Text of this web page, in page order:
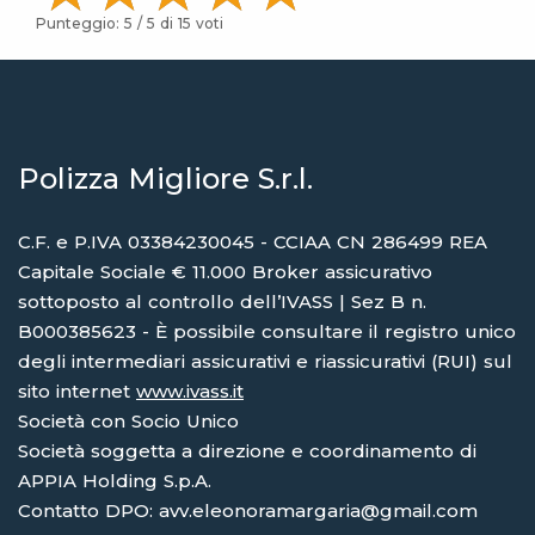
Punteggio: 5 / 5 di 15 voti
Polizza Migliore S.r.l.
C.F. e P.IVA 03384230045 - CCIAA CN 286499 REA
Capitale Sociale € 11.000 Broker assicurativo
sottoposto al controllo dell’IVASS | Sez B n.
B000385623 - È possibile consultare il registro unico
degli intermediari assicurativi e riassicurativi (RUI) sul
sito internet www.ivass.it
Società con Socio Unico
Società soggetta a direzione e coordinamento di
APPIA Holding S.p.A.
Contatto DPO: avv.eleonoramargaria@gmail.com